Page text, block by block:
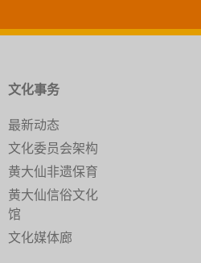
文化事务
最新动态
文化委员会架构
黄大仙非遗保育
黄大仙信俗文化
馆
文化媒体廊